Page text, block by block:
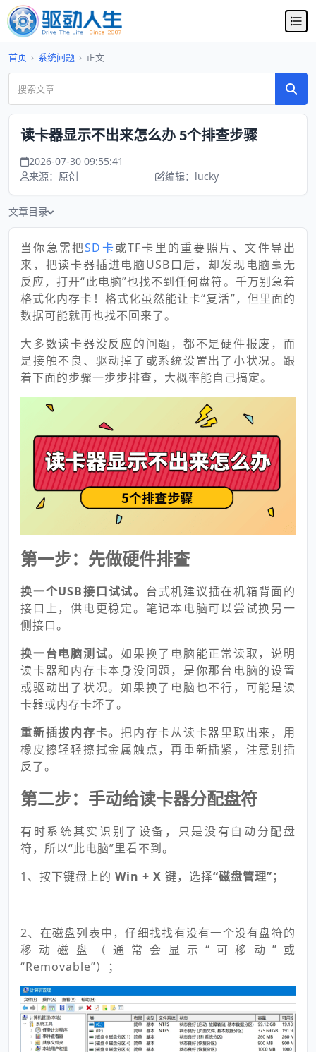
首页 › 系统问题 › 正文
读卡器显示不出来怎么办 5个排查步骤
2026-07-30 09:55:41
来源：原创
编辑：lucky
文章目录
当你急需把SD卡或TF卡里的重要照片、文件导出
来，把读卡器插进电脑USB口后，却发现电脑毫无
反应，打开“此电脑”也找不到任何盘符。千万别急着
格式化内存卡！格式化虽然能让卡“复活”，但里面的
数据可能就再也找不回来了。
大多数读卡器没反应的问题，都不是硬件报废，而
是接触不良、驱动掉了或系统设置出了小状况。跟
着下面的步骤一步步排查，大概率能自己搞定。
第一步：先做硬件排查
换一个USB接口试试。 台式机建议插在机箱背面的
接口上，供电更稳定。笔记本电脑可以尝试换另一
侧接口。
换一台电脑测试。如果换了电脑能正常读取，说明
读卡器和内存卡本身没问题，是你那台电脑的设置
或驱动出了状况。如果换了电脑也不行，可能是读
卡器或内存卡坏了。
重新插拔内存卡。把内存卡从读卡器里取出来，用
橡皮擦轻轻擦拭金属触点，再重新插紧，注意别插
反了。
第二步：手动给读卡器分配盘符
有时系统其实识别了设备，只是没有自动分配盘
符，所以“此电脑”里看不到。
1、按下键盘上的 Win + X 键，选择“磁盘管理”；
2、在磁盘列表中，仔细找找有没有一个没有盘符的
移动磁盘（通常会显示“可移动”或
“Removable”）；